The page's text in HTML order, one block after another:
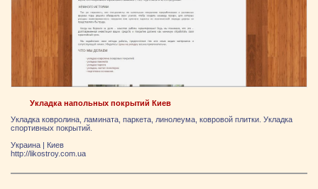
Укладка напольных покрытий Киев
Укладка ковролина, ламината, паркета, линолеума, ковровой плитки. Укладка
спортивных покрытий.
Украина
Киев
http://likostroy.com.ua